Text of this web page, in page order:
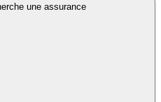
une assurance